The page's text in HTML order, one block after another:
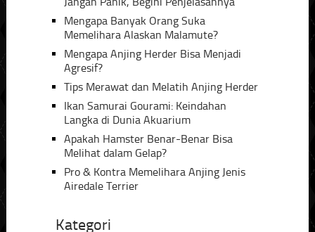
Mengapa Banyak Orang Suka
Memelihara Alaskan Malamute?
Mengapa Anjing Herder Bisa Menjadi
Agresif?
Tips Merawat dan Melatih Anjing Herder
Ikan Samurai Gourami: Keindahan
Langka di Dunia Akuarium
Apakah Hamster Benar-Benar Bisa
Melihat dalam Gelap?
Pro & Kontra Memelihara Anjing Jenis
Airedale Terrier
Kategori